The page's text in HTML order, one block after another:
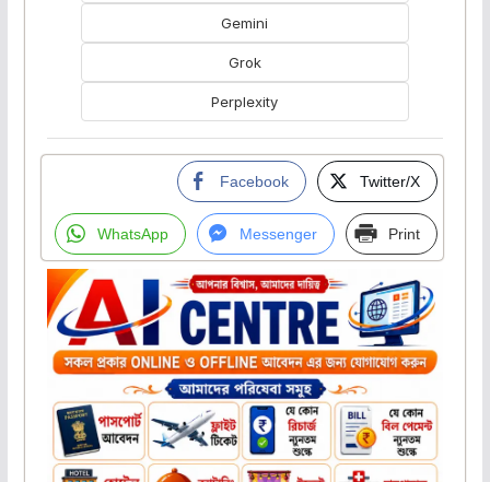
Gemini
Grok
Perplexity
Facebook Twitter/X
WhatsApp Messenger Print